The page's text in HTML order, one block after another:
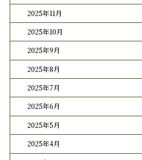
2025年11月
2025年10月
2025年9月
2025年8月
2025年7月
2025年6月
2025年5月
2025年4月